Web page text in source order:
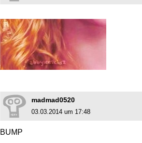
madmad0520
03.03.2014 um 17:48
BUMP